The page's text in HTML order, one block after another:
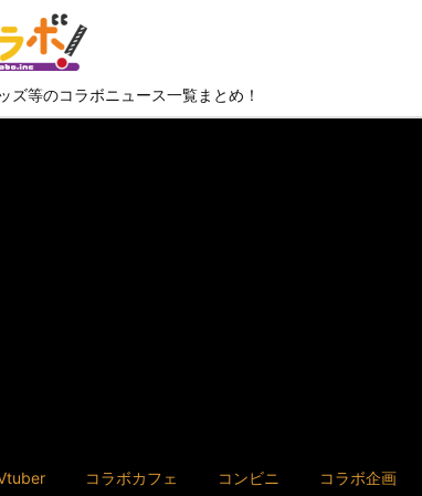
ズ等のコラボニュース一覧まとめ！
コラボカフェ コンビニ コラボ企画